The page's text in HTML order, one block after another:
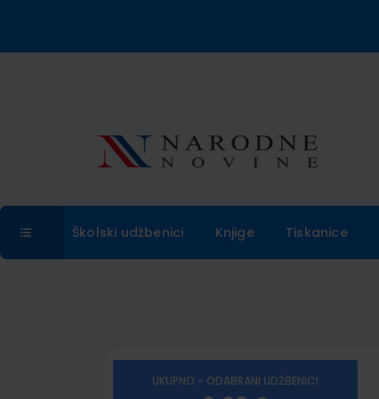
Školski udžbenici Knjige Tiskanice
UKUPNO - ODABRANI UDŽBENICI